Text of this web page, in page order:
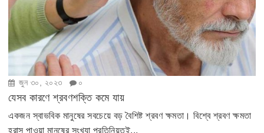
জুন ৩০, ২০২৩ ০
যেসব কারণে শ্রবণশক্তি কমে যায়
একজন স্বাভবিক মানুষের সবচেয়ে বড় বৈশিষ্ট শ্রবণ ক্ষমতা। বিশ্বে শ্রবণ ক্ষমতা
হ্রাস পাওয়া মানষের সংখ্যা প্রতিনিয়তই...